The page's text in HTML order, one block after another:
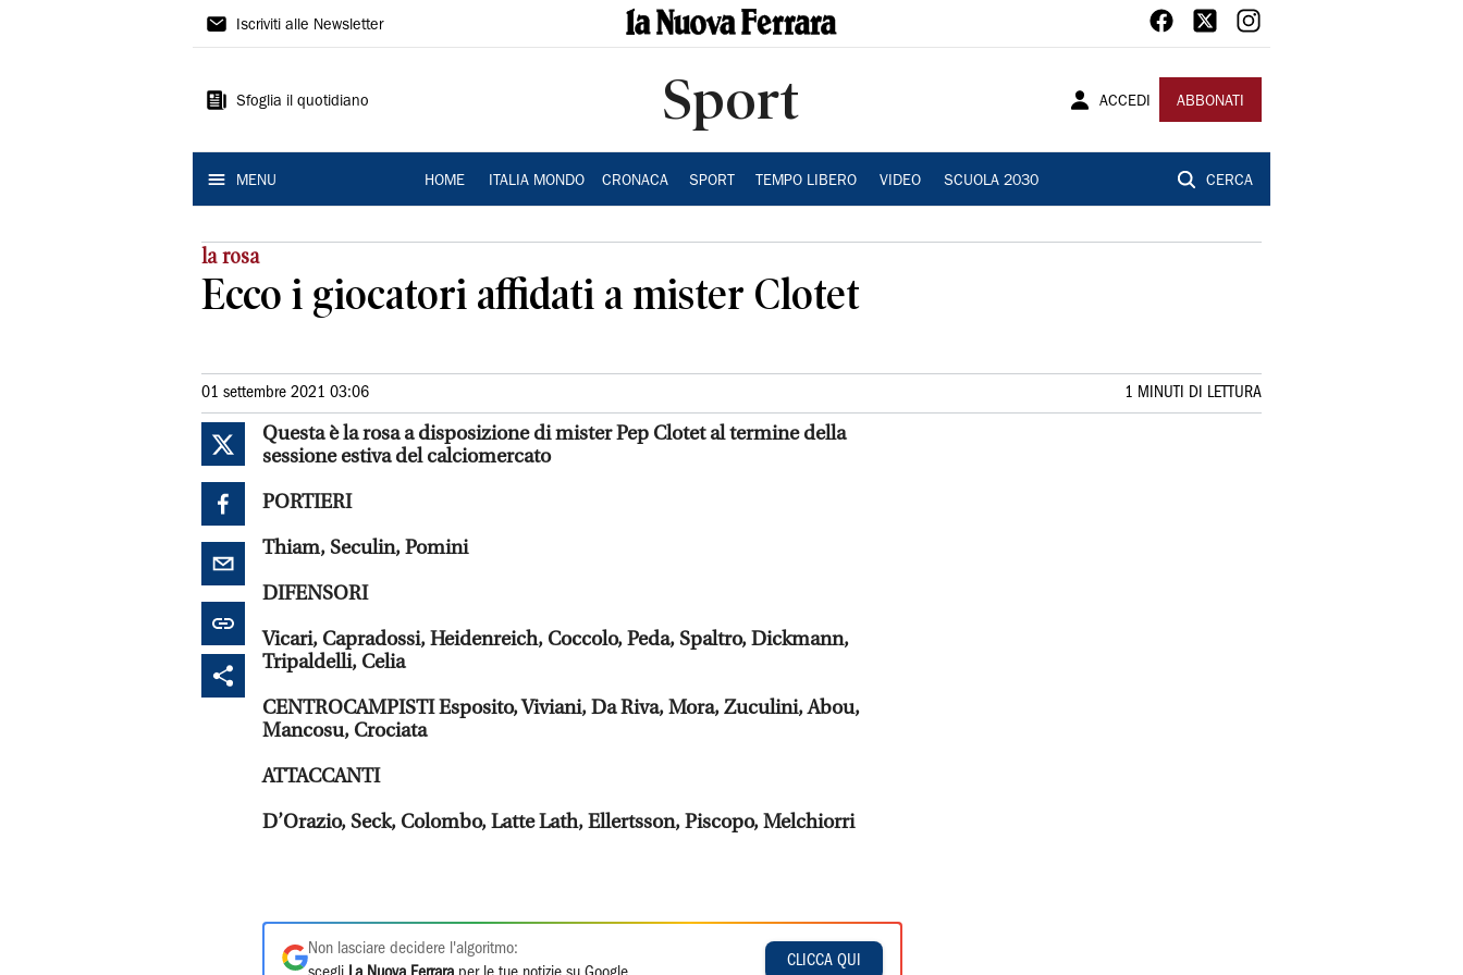
La
Ferrara
Iscriviti alle Newsletter
Sfoglia il quotidiano Sport ACCEDI ABBONATI
MENU HOME ITALIA MONDO CRONACA SPORT TEMPO LIBERO VIDEO SCUOLA 2030 CERCA
la rosa
Ecco i giocatori affidati a mister Clotet
01 settembre 2021 03:06 1 MINUTI DI LETTURA
Questa è la rosa a disposizione di mister Pep Clotet al termine della
sessione estiva del calciomercato
PORTIERI
Thiam, Seculin, Pomini
DIFENSORI
Vicari, Capradossi, Heidenreich, Coccolo, Peda, Spaltro, Dickmann,
Tripaldelli, Celia
CENTROCAMPISTI Esposito, Viviani, Da Riva, Mora, Zuculini, Abou,
Mancosu, Crociata
ATTACCANTI
D’Orazio, Seck, Colombo, Latte Lath, Ellertsson, Piscopo, Melchiorri
Non lasciare decidere l'algoritmo:
CLICCA QUI